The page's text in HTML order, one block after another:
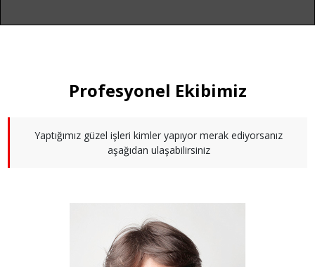
Profesyonel Ekibimiz
Yaptığımız güzel işleri kimler yapıyor merak ediyorsanız
aşağıdan ulaşabilirsiniz